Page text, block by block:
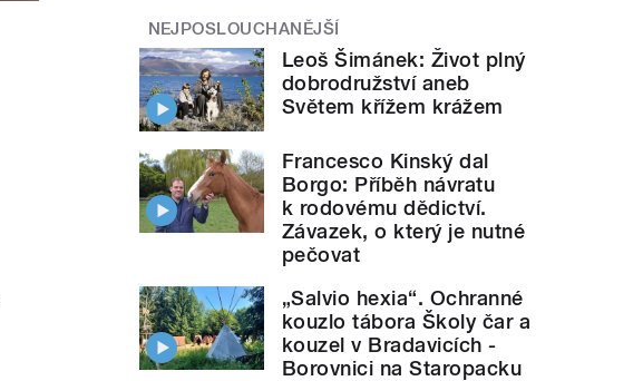
NEJPOSLOUCHANĚJŠÍ
Leoš Šimánek: Život plný
dobrodružství aneb
Světem křížem krážem
Francesco Kinský dal
Borgo: Příběh návratu
k rodovému dědictví.
Závazek, o který je nutné
pečovat
„Salvio hexia“. Ochranné
kouzlo tábora Školy čar a
kouzel v Bradavicích -
Borovnici na Staropacku